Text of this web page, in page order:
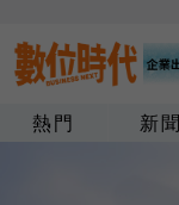
熱門 新聞